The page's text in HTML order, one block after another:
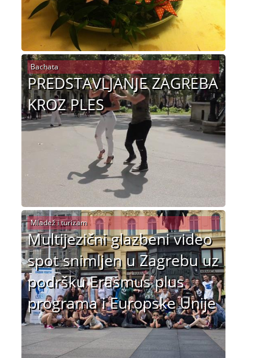
PREDSTAVLJANJE ZAGREBA
KROZ PLES
Bachata
Multijezični glazbeni video
spot snimljen u Zagrebu uz
podršku Erasmus plus
programa i Europske Unije
Mladež i turizam